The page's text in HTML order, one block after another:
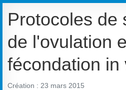
Protocoles de
de l'ovulation
fécondation in
Création : 23 mars 2015